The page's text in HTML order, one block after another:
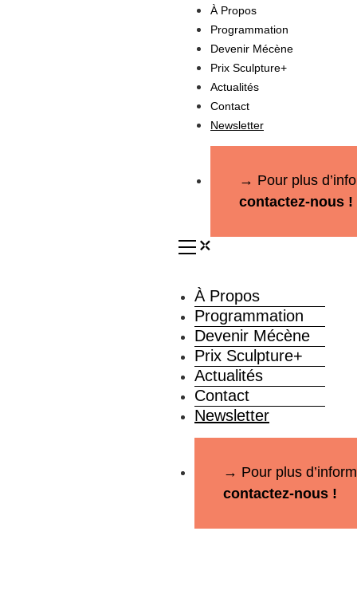
À Propos
Programmation
Devenir Mécène
Prix Sculpture+
Actualités
Contact
Newsletter
→ Pour plus
contactez-nous !
À Propos
Programmation
Devenir Mécène
Prix Sculpture+
Actualités
Contact
Newsletter
→ Pour plus
contactez-nous !